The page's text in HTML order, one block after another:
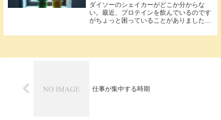
ダイソーのシェイカーがどこか分からな
い。最近、プロテインを飲んでいるのです
がちょっと困っていることがありました。
仕事が集中する時期